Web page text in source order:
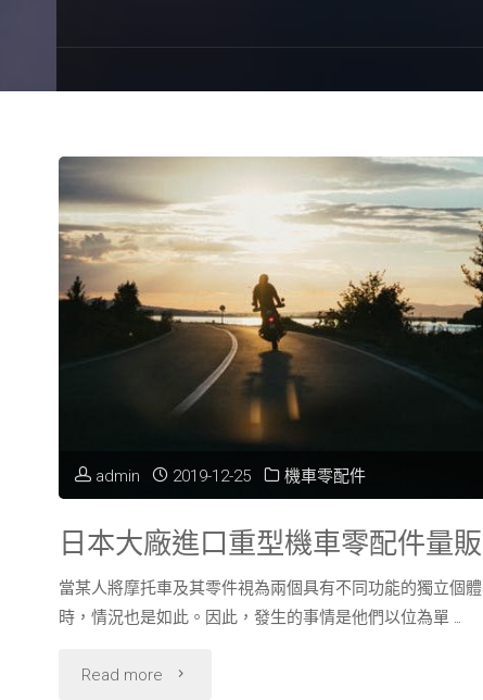
admin 2019-12-25 機車零配件
日本大廠進口重型機車零配件量販
當某人將摩托車及其零件視為兩個具有不同功能的獨立個體
時，情況也是如此。因此，發生的事情是他們以位為單 …
Read more "日